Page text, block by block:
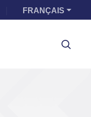
FRANÇAIS